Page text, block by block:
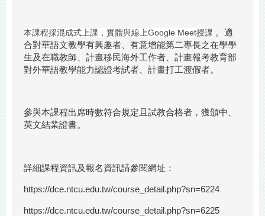
本課程採混成式上課，實體與線上Google Meet授課 。適
合對華語文教學有興趣者、有意增能第二專長之在學學
生及在職教師、計畫移民海外工作者、計畫報考教育部
對外華語教學能力認證考試者、計畫打工渡假者。
參與本課程出席時數符合規定且試教合格者，獲頒中、
英文結業證書。
詳細課程資訊及報名資訊請參閱網址：
https://dce.ntcu.edu.tw/course_detail.php?sn=6224
https://dce.ntcu.edu.tw/course_detail.php?sn=6225